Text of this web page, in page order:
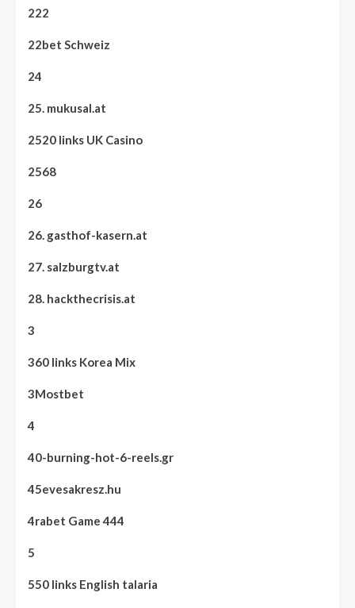
222
22bet Schweiz
24
25. mukusal.at
2520 links UK Casino
2568
26
26. gasthof-kasern.at
27. salzburgtv.at
28. hackthecrisis.at
3
360 links Korea Mix
3Mostbet
4
40-burning-hot-6-reels.gr
45evesakresz.hu
4rabet Game 444
5
550 links English talaria